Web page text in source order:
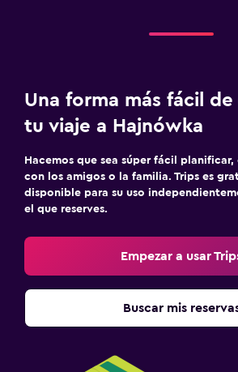
Una forma más fácil
tu viaje a Hajnówka
Hacemos que sea súper fácil
con los amigos o la familia. Trips es
disponible para su uso
el que reserves.
Empezar a usar
Buscar mis